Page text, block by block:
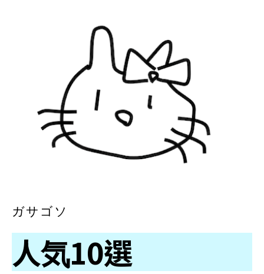
ガサゴソ
人気10選